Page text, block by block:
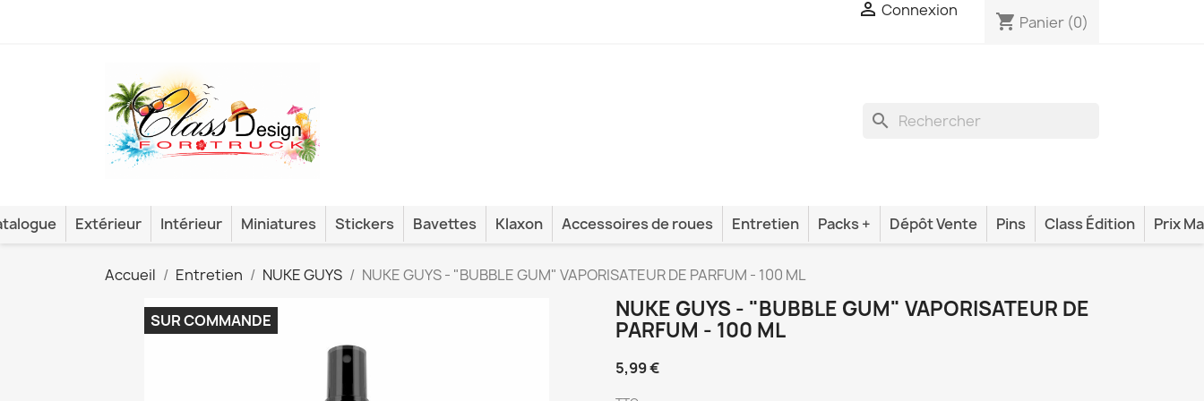
 Connexion
shopping_cart Panier (0)
search
Extérieur Intérieur Miniatures Stickers Bavettes Klaxon Accessoires de roues Entretien Packs + Dépôt Vente Pins Class Édition Prix
Accueil Entretien NUKE GUYS NUKE GUYS - "BUBBLE GUM" VAPORISATEUR DE PARFUM - 100 ML
SUR COMMANDE
NUKE GUYS - "BUBBLE GUM" VAPORISATEUR DE
PARFUM - 100 ML
5,99 €